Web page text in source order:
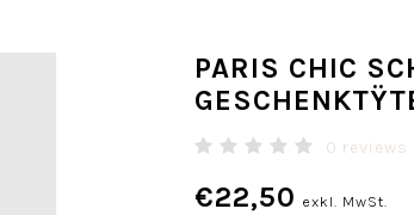
PARIS CHIC
0 reviews
€22,50 exkl. MwSt.